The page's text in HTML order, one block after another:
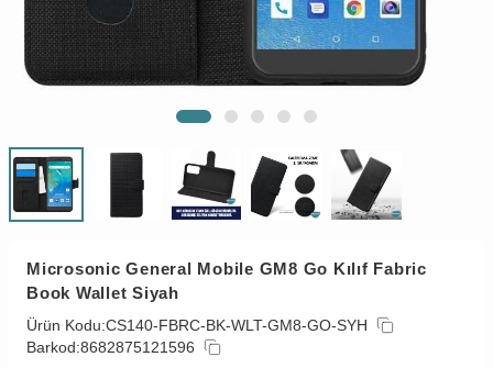
Microsonic General Mobile GM8 Go Kılıf Fabric
Book Wallet Siyah
Ürün Kodu:CS140-FBRC-BK-WLT-GM8-GO-SYH
Barkod:8682875121596